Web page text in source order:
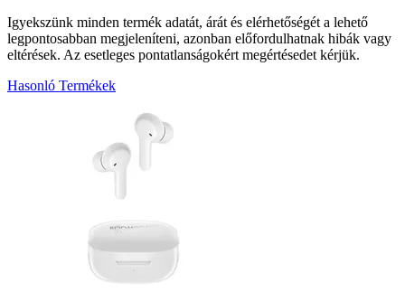
Igyekszünk minden termék adatát, árát és elérhetőségét a lehető
legpontosabban megjeleníteni, azonban előfordulhatnak hibák vagy
eltérések. Az esetleges pontatlanságokért megértésedet kérjük.
Hasonló Termékek